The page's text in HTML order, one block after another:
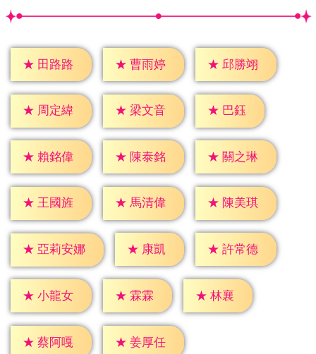
★ 田路路 ★ 曹雨婷 ★ 邱勝翊
★ 周定緯 ★ 梁文音 ★ 巴鈺
★ 賴銘偉 ★ 陳泰銘 ★ 關之琳
★ 王國旌 ★ 馬清偉 ★ 陳美琪
★ 亞莉安娜 ★ 康凱 ★ 許常德
★ 小龍女 ★ 霖霖 ★ 林襄
★ 蔡阿嘎 ★ 姜厚任